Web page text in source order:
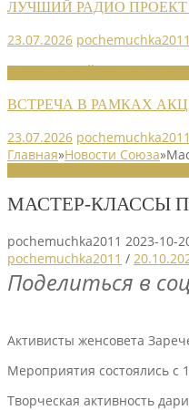
ЛУЧШИЙ РАДИО
23.07.2026 pochemuchka2011
ВСТРЕЧА В РАМКАХ
23.07.2026 pochemuchka2011
Главная»Новости Союза»
МАСТЕР-КЛАССЫ
pochemuchka2011 2023-10-
pochemuchka2011 /
Поделиться в
Активисты женсовета
Мероприятия состоялись с
Творческая активность